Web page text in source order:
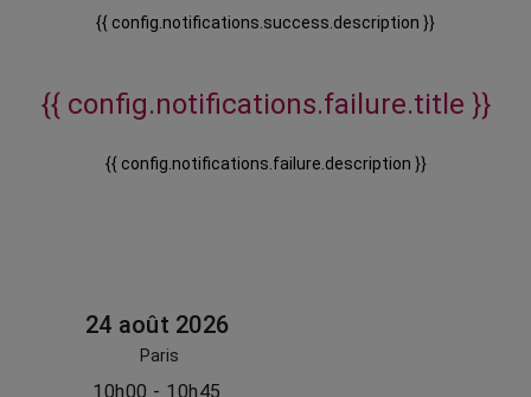
{{ config.notifications.success.description }}
{{ config.notifications.failure.title }}
{{ config.notifications.failure.description }}
24 août 2026
Paris
10h00 - 10h45